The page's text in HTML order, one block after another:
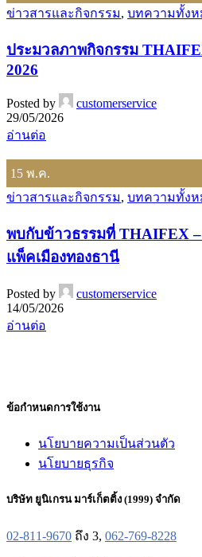
ข่าวสารและกิจกรรม, บทความทั้ง
ประมวลภาพกิจกรรม
2026
Posted by
customerservice
29/05/2026
อ่านต่อ
15 พ.ค.
ข่าวสารและกิจกรรม, บทความทั้ง
พบกับข้าวธรรมที่ THAIFEX –
แพ็คเมืองทองธานี
Posted by
customerservice
14/05/2026
อ่านต่อ
ข้อกำหนดการใช้งาน
นโยบายความเป็นส่วนตัว
นโยบายธุรกิจ
บริษัท ยูนิเกรน มาร์เก็ตติ้ง (1999) จำกัด
02-811-9670 ถึง 3, 062-769-8228